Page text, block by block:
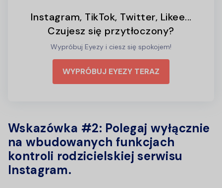
Instagram, TikTok, Twitter, Likee...
Czujesz się przytłoczony?
Wypróbuj Eyezy i ciesz się spokojem!
WYPRÓBUJ EYEZY TERAZ
Wskazówka #2: Polegaj wyłącznie
na wbudowanych funkcjach
kontroli rodzicielskiej serwisu
Instagram.